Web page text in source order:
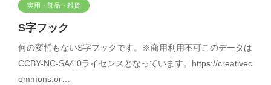
実用・部品・雑貨
S字フック
何の変哲もないS字フックです。※商用利用不可このデータは
CCBY-NC-SA4.0ライセンスとなっています。https://creativec
ommons.or…